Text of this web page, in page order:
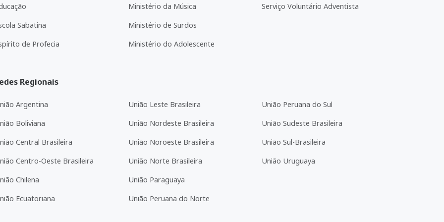
Sabatina
de Profecia
Ministério da Música
Ministério de Surdos
Ministério do Adolescente
Serviço Voluntário Adventista
Regionais
Argentina
Boliviana
Central Brasileira
Centro-Oeste Brasileira
Chilena
Ecuatoriana
União Leste Brasileira
União Nordeste Brasileira
União Noroeste Brasileira
União Norte Brasileira
União Paraguaya
União Peruana do Norte
União Peruana do Sul
União Sudeste Brasileira
União Sul-Brasileira
União Uruguaya